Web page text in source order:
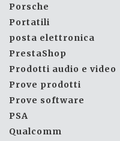
Porsche
Portatili
posta elettronica
PrestaShop
Prodotti audio e video
Prove prodotti
Prove software
PSA
Qualcomm